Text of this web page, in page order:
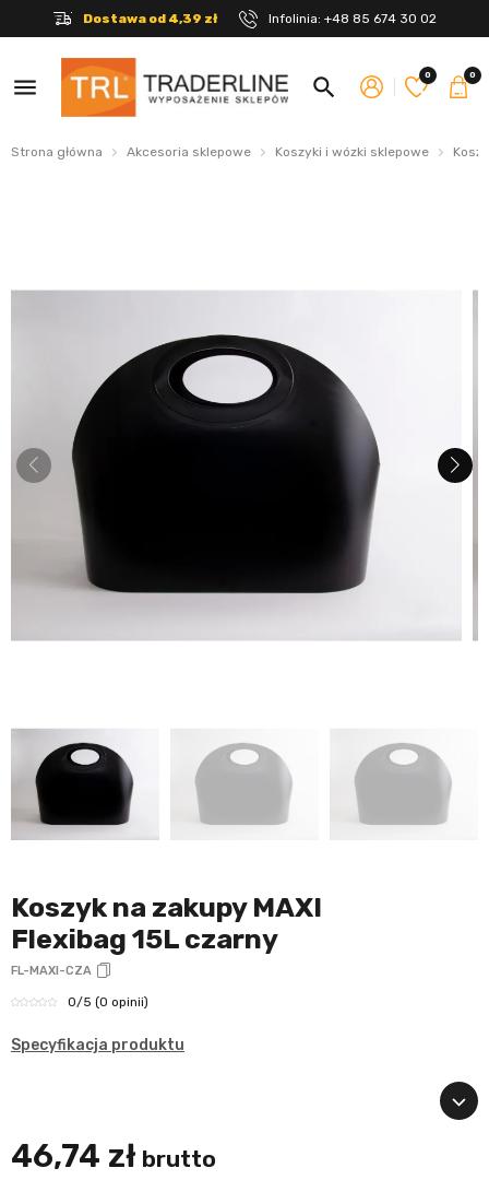
Dostawa od 4,39 zł Infolinia: +48 85 674 30 02
menu search 0 0
Strona główna Akcesoria sklepowe Koszyki i wózki sklepowe
Koszyk na zakupy MAXI
Flexibag 15L czarny
FL-MAXI-CZA
0/5 (0 opinii)
Specyfikacja produktu
46,74 zł brutto